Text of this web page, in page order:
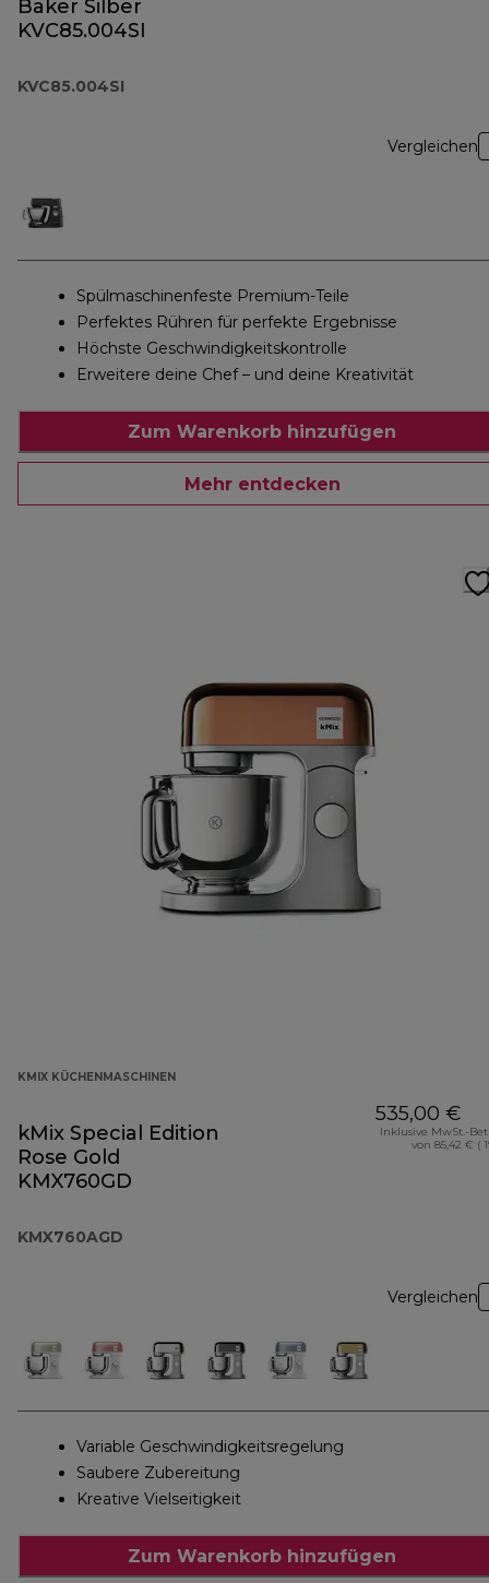
Baker Silber
KVC85.004SI
KVC85.004SI
Vergleichen
Spülmaschinenfeste Premium-Teile
Perfektes Rühren für perfekte Ergebnisse
Höchste Geschwindigkeitskontrolle
Erweitere deine Chef – und deine Kreativität
Zum Warenkorb hinzufügen
Mehr entdecken
KMIX KÜCHENMASCHINEN
kMix Special Edition
Rose Gold
KMX760GD
KMX760AGD
535,00 €
Inklusive MwSt.-
von 85,42 € (
Vergleichen
Variable Geschwindigkeitsregelung
Saubere Zubereitung
Kreative Vielseitigkeit
Zum Warenkorb hinzufügen